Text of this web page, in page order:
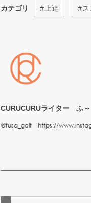
カテゴリ #上達 #
CURUCURUライター ふ～
@fusa_golf https://